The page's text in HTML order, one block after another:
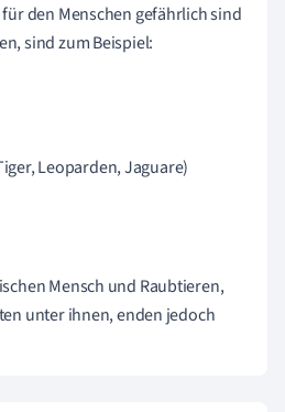
den Menschen gefährlich sind
sind zum Beispiel:
Leoparden, Jaguare)
Mensch und Raubtieren,
unter ihnen, enden jedoch